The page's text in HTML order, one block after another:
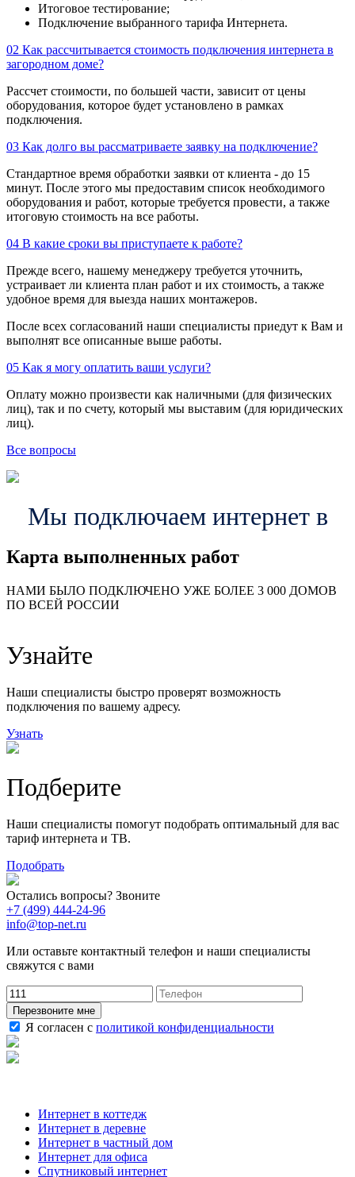
Итоговое тестирование;
Подключение выбранного тарифа Интернета.
02 Как рассчитывается стоимость подключения интернета в
загородном доме?
Рассчет стоимости, по большей части, зависит от цены
оборудования, которое будет установлено в рамках
подключения.
03 Как долго вы рассматриваете заявку на подключение?
Стандартное время обработки заявки от клиента - до 15
минут. После этого мы предоставим список необходимого
оборудования и работ, которые требуется провести, а также
итоговую стоимость на все работы.
04 В какие сроки вы приступаете к работе?
Прежде всего, нашему менеджеру требуется уточнить,
устраивает ли клиента план работ и их стоимость, а также
удобное время для выезда наших монтажеров.
После всех согласований наши специалисты приедут к Вам и
выполнят все описанные выше работы.
05 Как я могу оплатить ваши услуги?
Оплату можно произвести как наличными (для физических
лиц), так и по счету, который мы выставим (для юридических
лиц).
Все вопросы
Мы подключаем интернет в
Карта выполненных работ
НАМИ БЫЛО ПОДКЛЮЧЕНО УЖЕ БОЛЕЕ 3 000 ДОМОВ
ПО ВСЕЙ РОССИИ
57
29
99
48
Узнайте
Наши специалисты быстро проверят возможность
подключения по вашему адресу.
Узнать
Подберите
Наши специалисты помогут подобрать оптимальный для вас
тариф интернета и ТВ.
Подобрать
Остались вопросы? Звоните
+7 (499) 444-24-96
info@top-net.ru
Или оставьте контактный телефон и наши специалисты
свяжутся с вами
Перезвоните мне
Я согласен с политикой конфиденциальности
Интернет в коттедж
Интернет в деревне
Интернет в частный дом
Интернет для офиса
Спутниковый интернет